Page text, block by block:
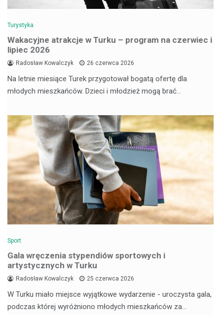
Turystyka
Wakacyjne atrakcje w Turku – program na czerwiec i
lipiec 2026
Radosław Kowalczyk 26 czerwca 2026
Na letnie miesiące Turek przygotował bogatą ofertę dla
młodych mieszkańców. Dzieci i młodzież mogą brać…
Sport
Gala wręczenia stypendiów sportowych i
artystycznych w Turku
Radosław Kowalczyk 25 czerwca 2026
W Turku miało miejsce wyjątkowe wydarzenie - uroczysta gala,
podczas której wyróżniono młodych mieszkańców za…